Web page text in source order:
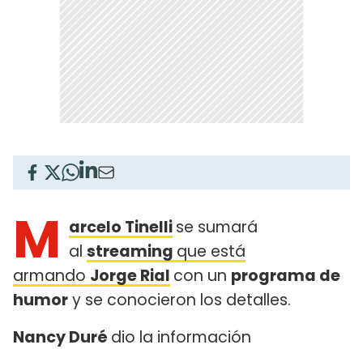
M arcelo Tinellise sumará
al streaming que está
armando Jorge Rial con un programa de
humory se conocieron los detalles.
Nancy Duré dio la información